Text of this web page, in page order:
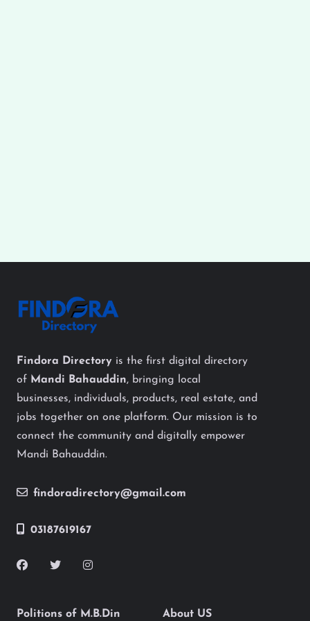
Findora Directory is the first digital directory
of Mandi Bahauddin, bringing local
businesses, individuals, products, real estate, and
jobs together on one platform. Our mission is to
connect the community and digitally empower
Mandi Bahauddin.
findoradirectory@gmail.com
03187619167
Politions of M.B.Din About US